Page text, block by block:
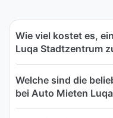
Wie viel kostet es,
Luqa Stadtzentrum
Welche sind die
bei Auto Mieten